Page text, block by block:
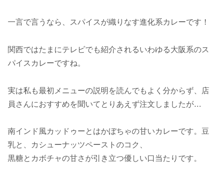
一言で言うなら、スパイスが織りなす進化系カレーです！
関西ではたまにテレビでも紹介されるいわゆる大阪系のス
パイスカレーですね。
実は私も最初メニューの説明を読んでもよく分からず、店
員さんにおすすめを聞いてとりあえず注文しましたが…
南インド風カッドゥーとはかぼちゃの甘いカレーです。豆
乳と、カシューナッツペーストのコク、
黒糖とカボチャの甘さが引き立つ優しい口当たりです。